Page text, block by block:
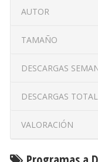
AUTOR
TAMAÑO
DESCARGAS
DESCARGAS
VALORACIÓN